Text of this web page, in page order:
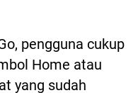
pengguna cukup
Home atau
yang sudah